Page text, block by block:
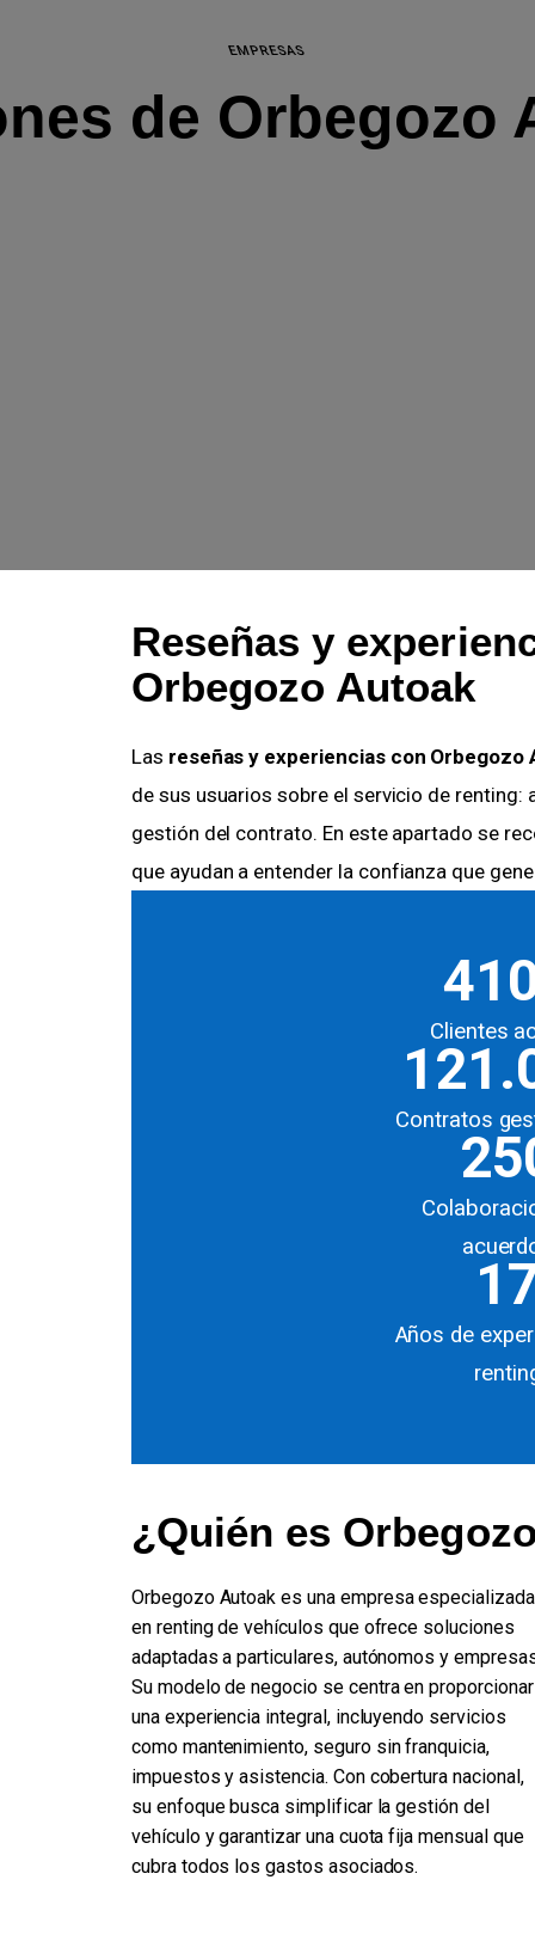
EMPRESAS
de Orbegozo
Reseñas y
Orbegozo Autoak
Las reseñas y experiencias con Orbegozo
de sus usuarios sobre el servicio de
gestión del contrato. En este apartado se
que ayudan a entender la confianza que
Clientes
Contratos
Años de
¿Quién es
Orbegozo Autoak es una empresa especializada
en renting de vehículos que ofrece soluciones
adaptadas a particulares, autónomos y
Su modelo de negocio se centra en proporcionar
una experiencia integral, incluyendo servicios
como mantenimiento, seguro sin franquicia,
impuestos y asistencia. Con cobertura nacional,
su enfoque busca simplificar la gestión del
vehículo y garantizar una cuota fija mensual que
cubra todos los gastos asociados.